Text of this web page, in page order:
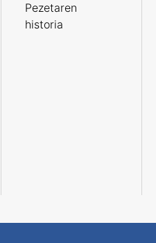
Pezetaren
historia